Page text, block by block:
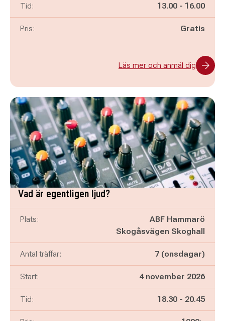
Tid: Pågår mellan
13.00 - och
16.00
Pris: Gratis
Läs mer och anmäl dig
Vad är egentligen ljud?
Plats:
ABF Hammarö
Skogåsvägen Skoghall
Antal träffar: 7 (onsdagar)
Start: 4 november 2026
Tid: Pågår mellan
18.30 - och
20.45